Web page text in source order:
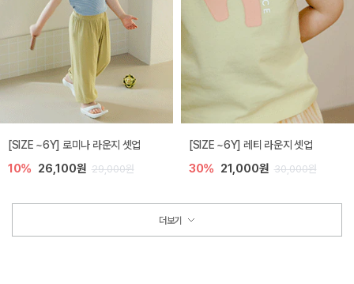
[SIZE ~6Y] 로미나 라운지 셋업
10% 26,100원 29,000원
[SIZE ~6Y] 레티 라운지 셋업
30% 21,000원 30,000원
더보기